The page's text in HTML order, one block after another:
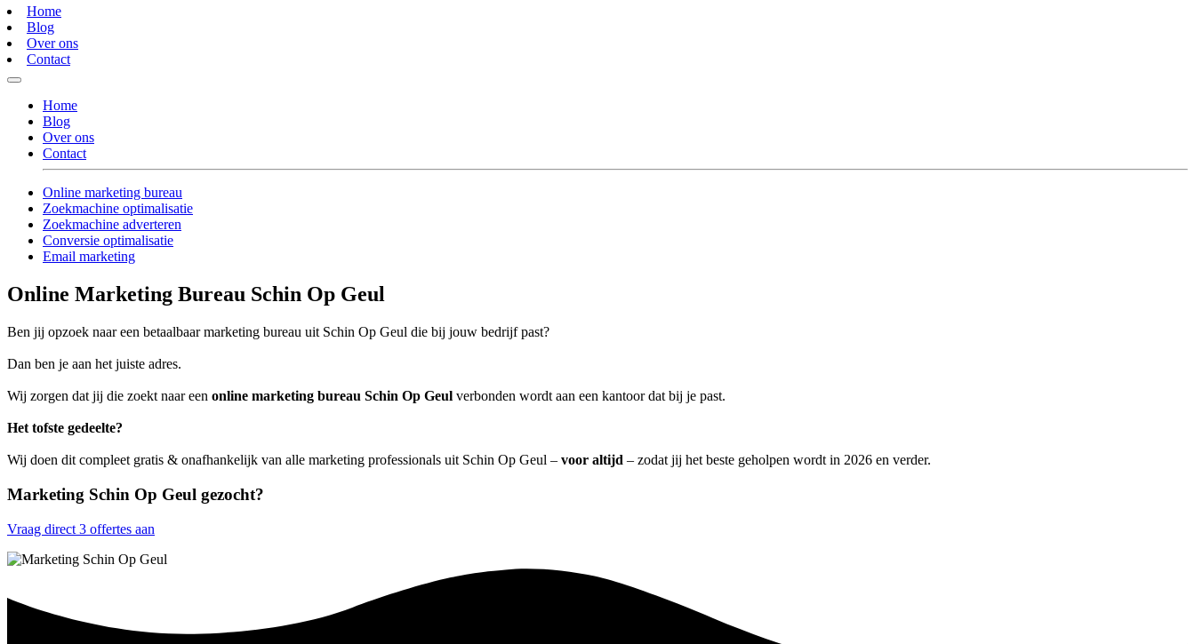
Home
Blog
Over ons
Contact
Home
Blog
Over ons
Contact
Online marketing bureau
Zoekmachine optimalisatie
Zoekmachine adverteren
Conversie optimalisatie
Email marketing
Online Marketing Bureau Schin Op Geul
Ben jij opzoek naar een betaalbaar marketing bureau uit Schin Op Geul die bij jouw bedrijf past?
Dan ben je aan het juiste adres.
Wij zorgen dat jij die zoekt naar een online marketing bureau Schin Op Geul verbonden wordt aan een kantoor dat bij je past.
Het tofste gedeelte?
Wij doen dit compleet gratis & onafhankelijk van alle marketing professionals uit Schin Op Geul – voor altijd – zodat jij het beste geholpen wordt in 2026 en verder.
Marketing Schin Op Geul gezocht?
Vraag direct 3 offertes aan